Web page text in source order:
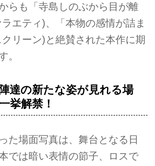
らも「寺島しのぶから目が離
エティ)、「本物の感情が詰ま
リーン)と絶賛された本作に期
。
達の新たな姿が見れる場
挙解禁！
た場面写真は、舞台となる日
では暗い表情の節子、ロスで